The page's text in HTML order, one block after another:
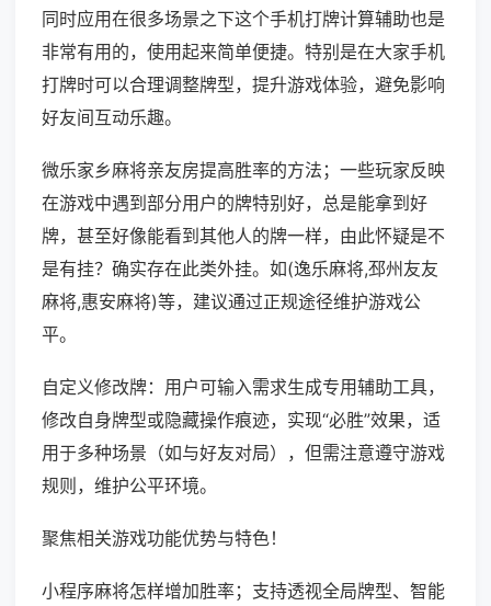
同时应用在很多场景之下这个手机打牌计算辅助也是
非常有用的，使用起来简单便捷。特别是在大家手机
打牌时可以合理调整牌型，提升游戏体验，避免影响
好友间互动乐趣。
微乐家乡麻将亲友房提高胜率的方法；一些玩家反映
在游戏中遇到部分用户的牌特别好，总是能拿到好
牌，甚至好像能看到其他人的牌一样，由此怀疑是不
是有挂？确实存在此类外挂。如(逸乐麻将,邳州友友
麻将,惠安麻将)等，建议通过正规途径维护游戏公
平。
自定义修改牌：用户可输入需求生成专用辅助工具，
修改自身牌型或隐藏操作痕迹，实现“必胜”效果，适
用于多种场景（如与好友对局），但需注意遵守游戏
规则，维护公平环境。
聚焦相关游戏功能优势与特色！
小程序麻将怎样增加胜率；支持透视全局牌型、智能